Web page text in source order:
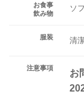
お食事
飲み物
ソ
服装 清
注意事項
お